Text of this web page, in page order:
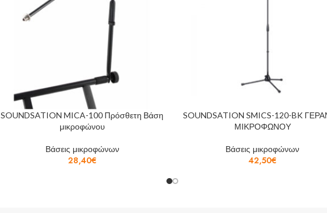
SOUNDSATION MICA-100 Πρόσθετη Βάση
μικροφώνου
Βάσεις μικροφώνων
28,40€
SOUNDSATION SMICS-120-BK
ΜΙΚΡΟΦΩΝΟΥ
Βάσεις μικροφώνων
42,50€